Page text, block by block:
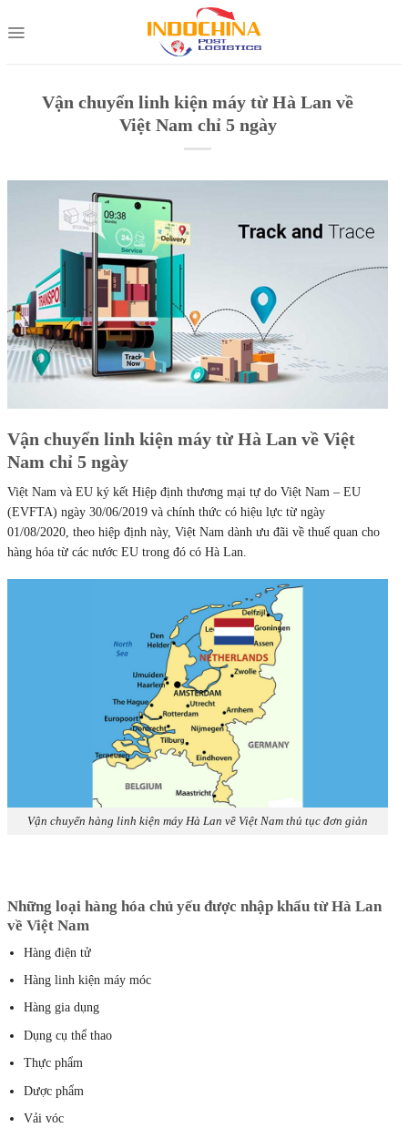
to
Vận chuyển linh kiện máy từ Hà Lan về
Việt Nam chỉ 5 ngày
Vận chuyển linh kiện máy từ Hà Lan về Việt
Nam chỉ 5 ngày
Việt Nam và EU ký kết Hiệp định thương mại tự do Việt Nam – EU
(EVFTA) ngày 30/06/2019 và chính thức có hiệu lực từ ngày
01/08/2020, theo hiệp định này, Việt Nam dành ưu đãi về thuế quan cho
hàng hóa từ các nước EU trong đó có Hà Lan.
Vận chuyển hàng linh kiện máy Hà Lan về Việt Nam thủ tục đơn giản
Những loại hàng hóa chủ yếu được nhập khẩu từ Hà Lan
về Việt Nam
Hàng điện tử
Hàng linh kiện máy móc
Hàng gia dụng
Dụng cụ thể thao
Thực phẩm
Dược phẩm
Vải vóc